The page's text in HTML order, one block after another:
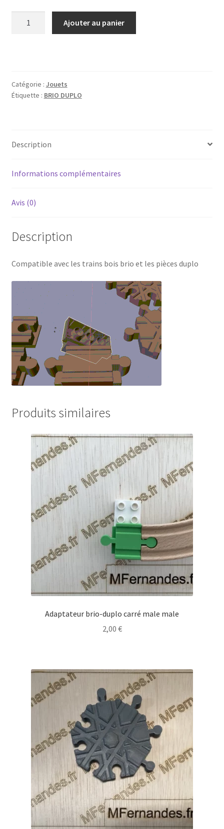
rectangle
male
Ajouter au panier
Catégorie : Jouets
Étiquette : BRIO DUPLO
Description
Informations complémentaires
Avis (0)
Description
Compatible avec les trains bois brio et les pièces duplo
Produits similaires
Adaptateur brio-duplo carré male male
2,00 €